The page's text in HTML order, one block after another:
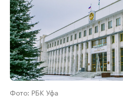
Фото: РБК Уфа